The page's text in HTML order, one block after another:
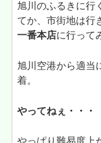
旭川のふるきに行
てか、市街地は行
一番本店に行って
旭川空港から適当
着。
やってねぇ・・・